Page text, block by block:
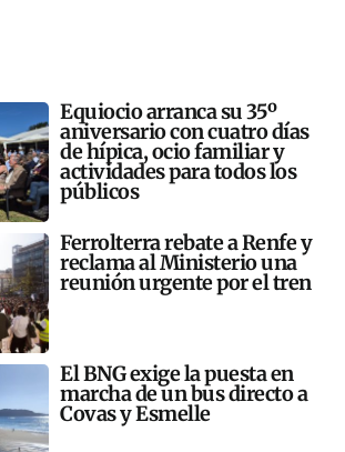
Equiocio arranca su 35º
aniversario con cuatro días
de hípica, ocio familiar y
actividades para todos los
públicos
Ferrolterra rebate a Renfe y
reclama al Ministerio una
reunión urgente por el tren
El BNG exige la puesta en
marcha de un bus directo a
Covas y Esmelle